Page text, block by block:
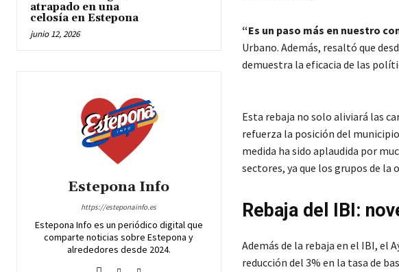
atrapado en una
celosía en Estepona
junio 12, 2026
Estepona Info
https://esteponainfo.es
Estepona Info es un periódico digital que
comparte noticias sobre Estepona y
alrededores desde 2024.
“Es un paso más en nuestro
Urbano. Además, resaltó que
demuestra la eficacia de las
Esta rebaja no solo aliviará las
refuerza la posición del
medida ha sido aplaudida por
sectores, ya que los grupos de la
Rebaja del IBI:
Además de la rebaja en el IBI, el
reducción del 3% en la tasa de